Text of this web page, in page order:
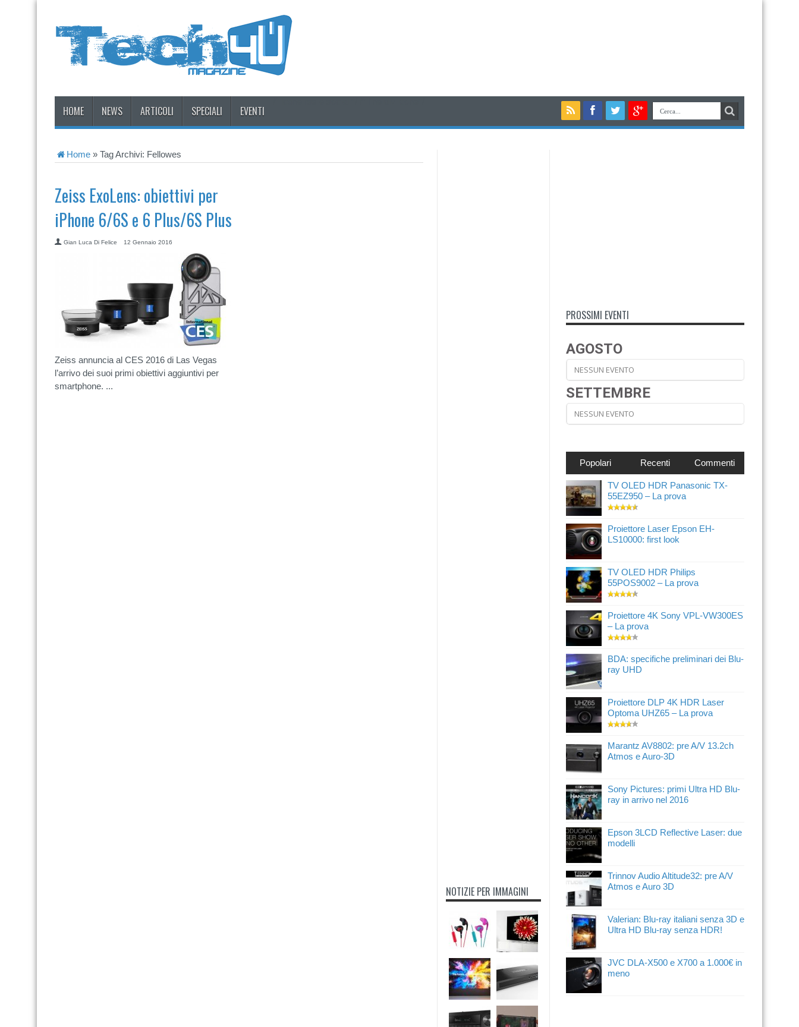
HOME NEWS ARTICOLI SPECIALI EVENTI
Home » Tag Archivi: Fellowes
Zeiss ExoLens: obiettivi per
iPhone 6/6S e 6 Plus/6S Plus
Gian Luca Di Felice 12 Gennaio 2016
Zeiss annuncia al CES 2016 di Las Vegas
l’arrivo dei suoi primi obiettivi aggiuntivi per
smartphone. ...
NOTIZIE PER IMMAGINI
PROSSIMI EVENTI
AGOSTO
NESSUN EVENTO
SETTEMBRE
NESSUN EVENTO
Popolari Recenti Commenti
TV OLED HDR Panasonic TX-
55EZ950 – La prova
Proiettore Laser Epson EH-
LS10000: first look
TV OLED HDR Philips
55POS9002 – La prova
Proiettore 4K Sony VPL-VW300ES
– La prova
BDA: specifiche preliminari dei Blu-
ray UHD
Proiettore DLP 4K HDR Laser
Optoma UHZ65 – La prova
Marantz AV8802: pre A/V 13.2ch
Atmos e Auro-3D
Sony Pictures: primi Ultra HD Blu-
ray in arrivo nel 2016
Epson 3LCD Reflective Laser: due
modelli
Trinnov Audio Altitude32: pre A/V
Atmos e Auro 3D
Valerian: Blu-ray italiani senza 3D e
Ultra HD Blu-ray senza HDR!
JVC DLA-X500 e X700 a 1.000€ in
meno